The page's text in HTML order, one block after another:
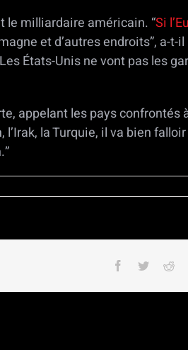
le milliardaire américain. “Si
et d’autres endroits”, a-t-
États-Unis ne vont pas les
appelant les pays confrontés
la Turquie, il va bien
Facebook
Twitter